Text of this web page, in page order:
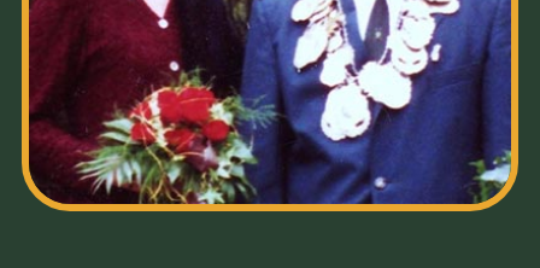
HOFSTAAT